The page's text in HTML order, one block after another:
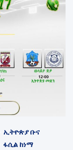
ኢትዮጵያ ቡና
ፋሲል ከነማ